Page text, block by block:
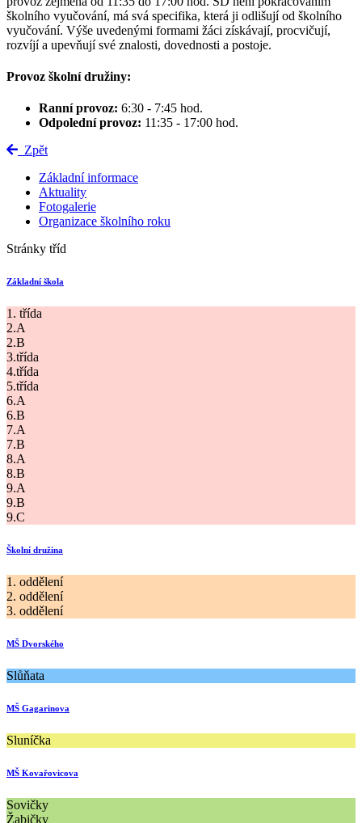
školního vyučování, má svá specifika, která ji odlišují od školního
vyučování. Výše uvedenými formami žáci získávají, procvičují,
rozvíjí a upevňují své znalosti, dovednosti a postoje.
Provoz školní družiny:
Ranní provoz: 6:30 - 7:45 hod.
Odpolední provoz: 11:35 - 17:00 hod.
Zpět
Základní informace
Aktuality
Fotogalerie
Organizace školního roku
Stránky tříd
Základní škola
1. třída
2.A
2.B
3.třída
4.třída
5.třída
6.A
6.B
7.A
7.B
8.A
8.B
9.A
9.B
9.C
Školní družina
1. oddělení
2. oddělení
3. oddělení
MŠ Dvorského
Slůňata
MŠ Gagarinova
Sluníčka
MŠ Kovařovicova
Sovičky
Žabičky